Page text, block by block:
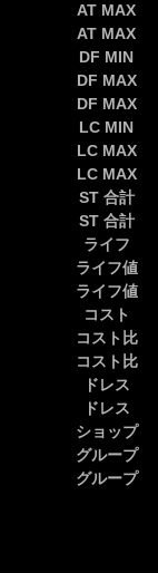
AT MAX
AT MAX
DF MIN
DF MAX
DF MAX
LC MIN
LC MAX
LC MAX
ST 合計
ST 合計
ライフ
ライフ値
ライフ値
コスト
コスト比
コスト比
ドレス
ドレス
ショップ
グループ
グループ